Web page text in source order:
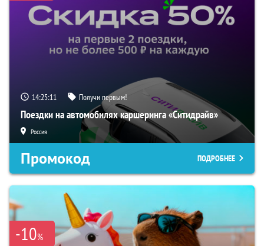
14:25:10 Получи первым!
Поездки на автомобилях каршеринга «Ситидрайв»
Россия
Промокод ПОДРОБНЕЕ
-10%